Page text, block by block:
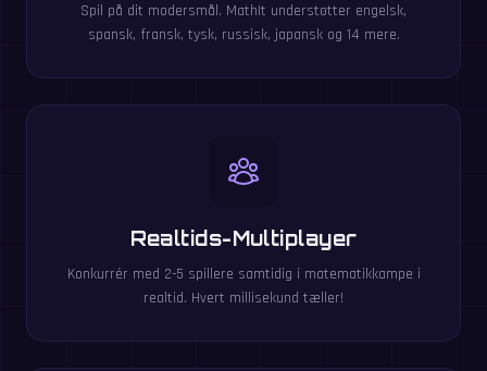
Spil på dit modersmål. MathIt understøtter engelsk,
spansk, fransk, tysk, russisk, japansk og 14 mere.
Realtids-Multiplayer
Konkurrér med 2-5 spillere samtidig i matematikkampe i
realtid. Hvert millisekund tæller!